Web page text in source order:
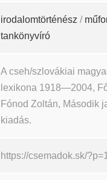
irodalomtörténész /
tankönyvíró
A cseh/szlovákiai
lexikona 1918—2004,
Fónod Zoltán, Második
kiadás.
https://csemadok.sk/